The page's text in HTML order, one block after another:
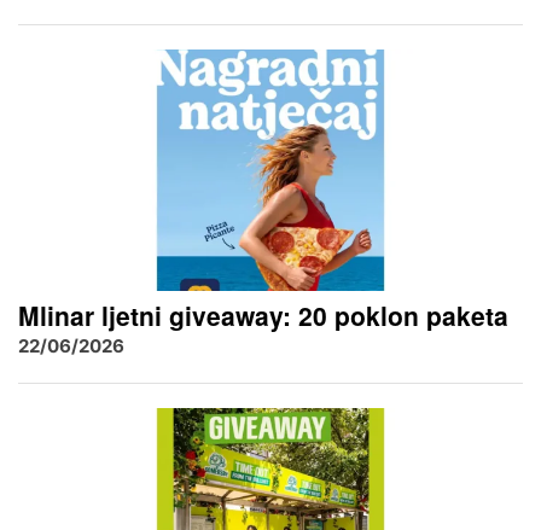
Mlinar ljetni giveaway: 20 poklon paketa
22/06/2026